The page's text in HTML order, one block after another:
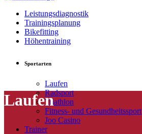
Leistungsdiagnostik
Trainingsplanung
Bikefitting
Höhentraining
Sportarten
Laufen
Radsport
Triathlon
Fitness- und Gesundheitssport
Joo Casino
Trainer
Laufen